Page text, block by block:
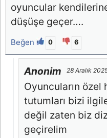
oyuncular
düşüşe geçer….
Beğen 0 6
Anonim 28 Aralık
Oyuncuların özel
tutumları bizi
değil zaten biz
geçirelim